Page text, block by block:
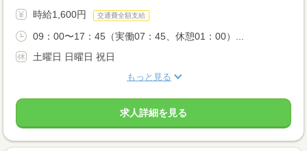
時給1,600円 交通費全額支給
09：00〜17：45（実働07：45、休憩01：00）...
土曜日 日曜日 祝日
もっと見る
求人詳細を見る